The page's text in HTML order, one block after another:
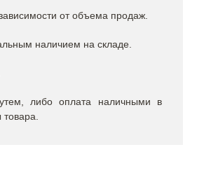
от объема продаж.
наличием на складе.
либо оплата наличными в